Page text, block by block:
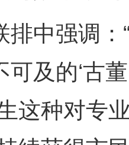
排中强调
可及的‘古
这种对专